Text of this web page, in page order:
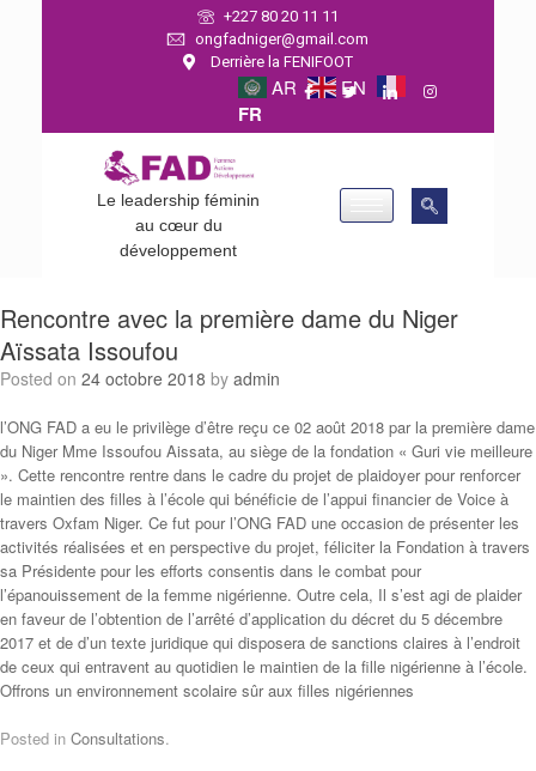
+227 80 20 11 11
ongfadniger@gmail.com
Derrière la FENIFOOT
AR EN
FR
Le leadership féminin
au cœur du
développement
Rencontre avec la première dame du Niger
Aïssata Issoufou
Posted on 24 octobre 2018 by admin
l’ONG FAD a eu le privilège d’être reçu ce 02 août 2018 par la première dame
du Niger Mme Issoufou Aissata, au siège de la fondation « Guri vie meilleure
». Cette rencontre rentre dans le cadre du projet de plaidoyer pour renforcer
le maintien des filles à l’école qui bénéficie de l’appui financier de Voice à
travers Oxfam Niger. Ce fut pour l’ONG FAD une occasion de présenter les
activités réalisées et en perspective du projet, féliciter la Fondation à travers
sa Présidente pour les efforts consentis dans le combat pour
l’épanouissement de la femme nigérienne. Outre cela, Il s’est agi de plaider
en faveur de l’obtention de l’arrêté d’application du décret du 5 décembre
2017 et de d’un texte juridique qui disposera de sanctions claires à l’endroit
de ceux qui entravent au quotidien le maintien de la fille nigérienne à l’école.
Offrons un environnement scolaire sûr aux filles nigériennes
Posted in Consultations.